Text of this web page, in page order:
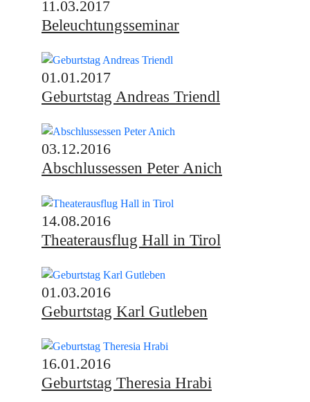
11.03.2017
Beleuchtungsseminar
01.01.2017
Geburtstag Andreas Triendl
03.12.2016
Abschlussessen Peter Anich
14.08.2016
Theaterausflug Hall in Tirol
01.03.2016
Geburtstag Karl Gutleben
16.01.2016
Geburtstag Theresia Hrabi